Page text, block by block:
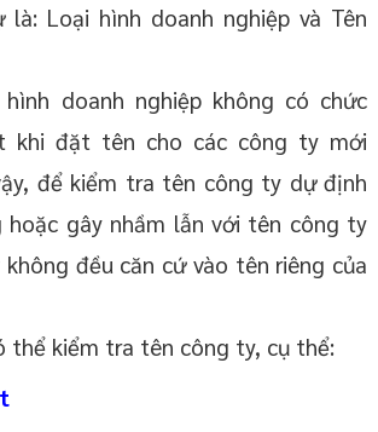
Loại hình doanh nghiệp và Tên
doanh nghiệp không có chức
khi đặt tên cho các công ty mới
để kiểm tra tên công ty dự định
gây nhầm lẫn với tên công ty
đều căn cứ vào tên riêng của
thể kiểm tra tên công ty, cụ thể: